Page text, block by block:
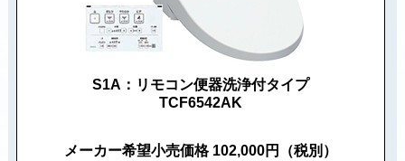
S1A：リモコン便器洗浄付タイプ
TCF6542AK
メーカー希望小売価格 102,000円（税別）